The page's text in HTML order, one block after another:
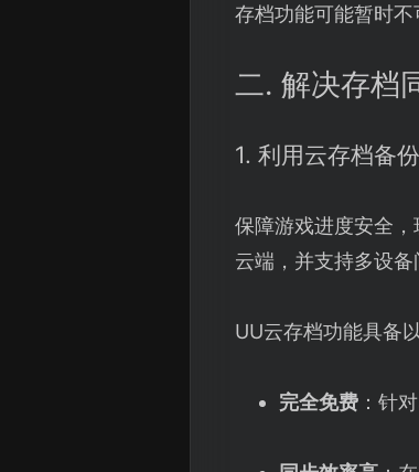
存档功能可能暂时
二. 解决存档
1. 利用云存档备
保障游戏进度安全
云端，并支持多设
UU云存档功能具备
完全免费：针